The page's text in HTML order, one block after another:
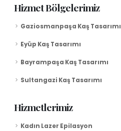
Hizmet Bölgelerimiz
Gaziosmanpaşa Kaş Tasarımı
Eyüp Kaş Tasarımı
Bayrampaşa Kaş Tasarımı
Sultangazi Kaş Tasarımı
Hizmetlerimiz
Kadın Lazer Epilasyon